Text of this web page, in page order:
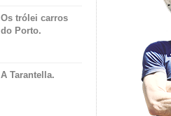
Os trólei carros
do Porto.
A Tarantella.